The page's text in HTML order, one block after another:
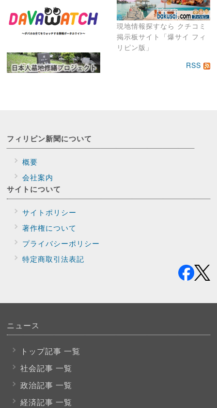
現地情報探すなら クチコミ
掲示板サイト「爆サイ フィ
リピン版」
RSS
フィリピン新聞について
概要
会社案内
サイトについて
サイトポリシー
著作権について
プライバシーポリシー
特定商取引法表記
ニュース
トップ記事 一覧
社会記事 一覧
政治記事 一覧
経済記事 一覧